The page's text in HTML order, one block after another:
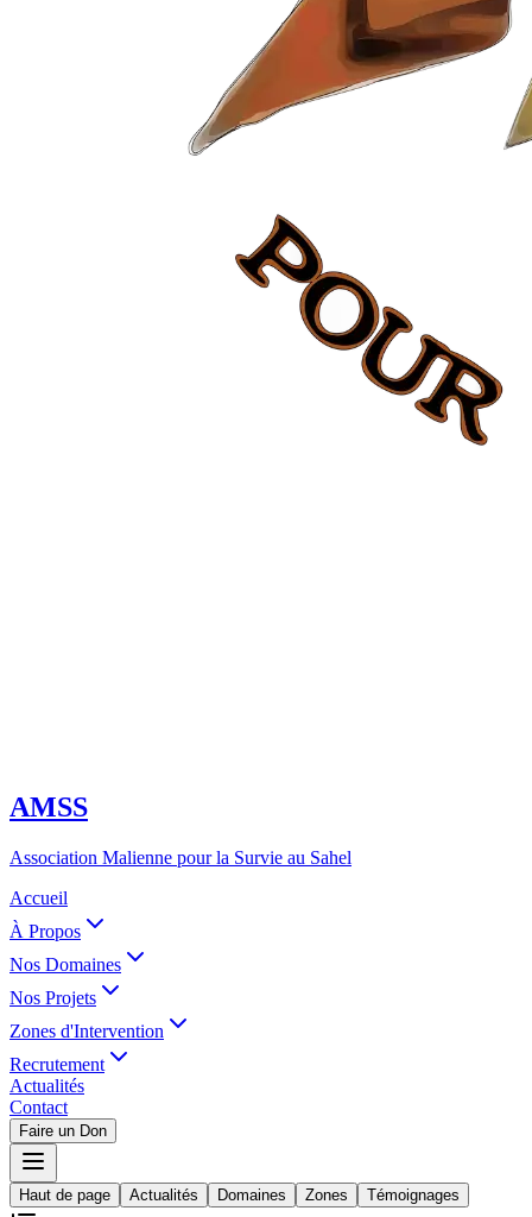
AMSS
Association Malienne pour la Survie au Sahel
Accueil
À Propos
Nos Domaines
Nos Projets
Zones d'Intervention
Recrutement
Actualités
Contact
Faire un Don
Haut de page Actualités Domaines Zones Témoignages